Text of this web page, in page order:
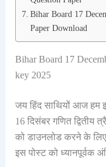
Bihar Board 17
Paper Download
Bihar Board 17
key 2025
जय हिंद साथियों आज हम
16 दिसंबर गणित द्वितीय
को डाउनलोड करने के
इस पोस्ट को ध्यानपूर्वक